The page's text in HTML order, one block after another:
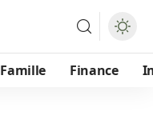
Famille Finance